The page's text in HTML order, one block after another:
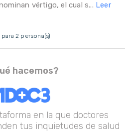
vértigo, el cual s... Leer
para 2 persona(s)
hacemos?
en la que doctores
tus inquietudes de salud